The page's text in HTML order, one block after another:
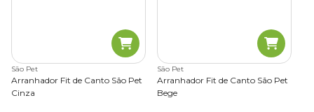
1. Arranhador de gato para sofá
Seu diferencial é a praticidade, pois basta prender junto aos
braços dos sofás para preservá-los, sem tirar a diversão do
São Pet
Arranhador Fit de Canto São Pet
Cinza
São Pet
Arranhador Fit de Canto São Pet
Bege